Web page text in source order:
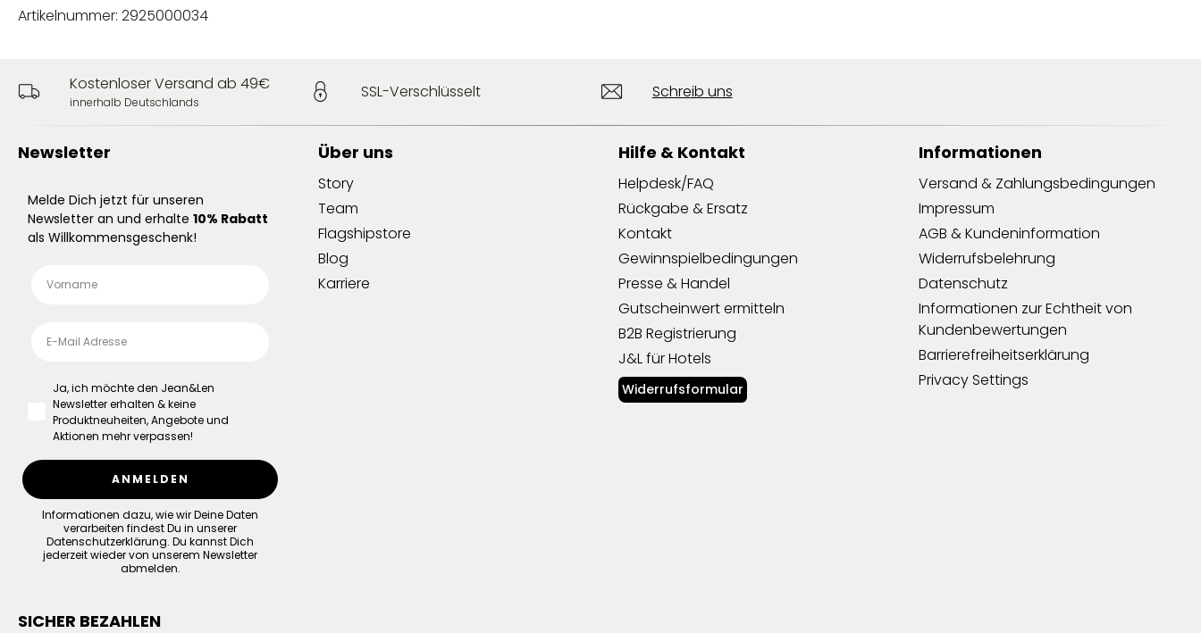
Artikelnummer: 2925000034
Kostenloser Versand ab 49€
innerhalb Deutschlands
SSL-Verschlüsselt Schreib uns
Newsletter
Melde Dich jetzt für unseren
Newsletter an und erhalte 10% Rabatt
als Willkommensgeschenk!
Ja, ich möchte den Jean&Len
Newsletter erhalten & keine
Produktneuheiten, Angebote und
Aktionen mehr verpassen!
ANMELDEN
Informationen dazu, wie wir Deine Daten
verarbeiten findest Du in unserer
Datenschutzerklärung. Du kannst Dich
jederzeit wieder von unserem Newsletter
abmelden.
Über uns
Story
Team
Flagshipstore
Blog
Karriere
Hilfe & Kontakt
Helpdesk/FAQ
Rückgabe & Ersatz
Kontakt
Gewinnspielbedingungen
Presse & Handel
Gutscheinwert ermitteln
B2B Registrierung
J&L für Hotels
Widerrufsformular
Informationen
Versand & Zahlungsbedingungen
Impressum
AGB & Kundeninformation
Widerrufsbelehrung
Datenschutz
Informationen zur Echtheit von
Kundenbewertungen
Barrierefreiheitserklärung
Privacy Settings
SICHER BEZAHLEN